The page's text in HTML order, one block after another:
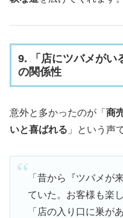
9. 「店にツバメがい
の関係性
意外と多かったのが「 商
いと喜ばれる 」という声
「昔から『ツバメが
ていた。お客様も楽
「店の入り口に巣が